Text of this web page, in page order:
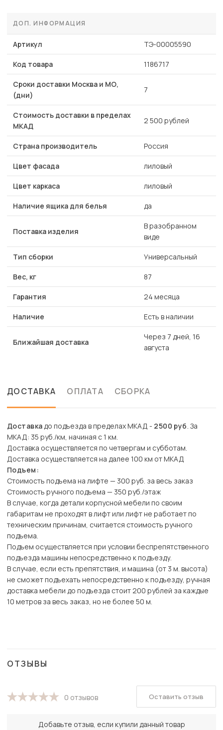
ДОП. ИНФОРМАЦИЯ
Артикул ТЭ-00005590
Код товара 1186717
Сроки доставки Москва и МО,
(дни)
7
Стоимость доставки в пределах
МКАД
2 500 рублей
Страна производитель Россия
Цвет фасада лиловый
Цвет каркаса лиловый
Наличие ящика для белья да
Поставка изделия
В разобранном
виде
Тип сборки Универсальный
Вес, кг 87
Гарантия 24 месяца
Наличие Есть в наличии
Ближайшая доставка
Через 7 дней, 16
августа
ДОСТАВКА ОПЛАТА СБОРКА
Доставкадо подъезда в пределах МКАД - 2500 руб. За
МКАД: 35 руб./км, начиная с 1 км.
Доставка осуществляется по четвергам и субботам.
Доставка осуществляется на далее 100 км от МКАД
Подъем:
Стоимость подъема на лифте — 300 руб. за весь заказ
Стоимость ручного подъема — 350 руб./этаж
В случае, когда детали корпусной мебели по своим
габаритам не проходят в лифт или лифт не работает по
техническим причинам, считается стоимость ручного
подъема.
Подъем осуществляется при условии беспрепятственного
подъезда машины непосредственно к подъезду.
В случае, если есть препятствия, и машина (от 3 м. высота)
не сможет подъехать непосредственно к подъезду, ручная
доставка мебели до подъезда стоит 200 рублей за каждые
10 метров за весь заказ, но не более 50 м.
ОТЗЫВЫ
0 отзывов
Добавьте отзыв, если купили данный товар
Оставить отзыв